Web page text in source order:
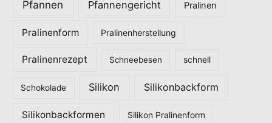
Pfannen Pfannengericht Pralinen
Pralinenform Pralinenherstellung
Pralinenrezept Schneebesen schnell
Schokolade Silikon Silikonbackform
Silikonbackformen Silikon Pralinenform